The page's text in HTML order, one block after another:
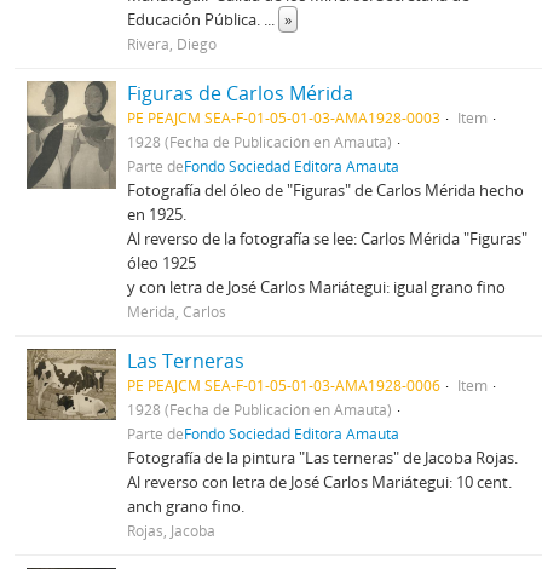
Educación Pública. ... »
Rivera, Diego
Figuras de Carlos Mérida
PE PEAJCM SEA-F-01-05-01-03-AMA1928-0003
Item
1928 (Fecha de Publicación en Amauta)
Parte deFondo Sociedad Editora Amauta
Fotografía del óleo de "Figuras" de Carlos Mérida hecho
en 1925.
Al reverso de la fotografía se lee: Carlos Mérida "Figuras"
óleo 1925
y con letra de José Carlos Mariátegui: igual grano fino
Mérida, Carlos
Las Terneras
PE PEAJCM SEA-F-01-05-01-03-AMA1928-0006
Item
1928 (Fecha de Publicación en Amauta)
Parte deFondo Sociedad Editora Amauta
Fotografía de la pintura "Las terneras" de Jacoba Rojas.
Al reverso con letra de José Carlos Mariátegui: 10 cent.
anch grano fino.
Rojas, Jacoba